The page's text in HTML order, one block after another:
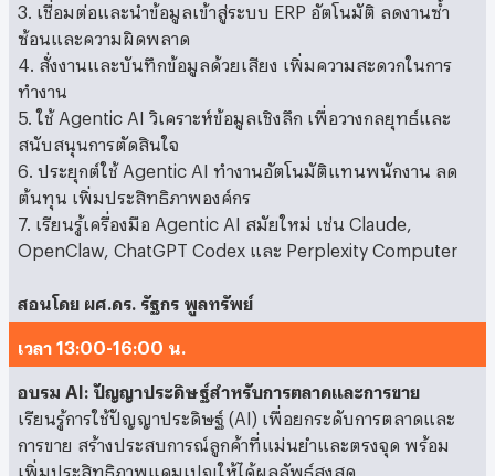
3. เชื่อมต่อและนำข้อมูลเข้าสู่ระบบ ERP อัตโนมัติ ลดงานซ้ำ
ซ้อนและความผิดพลาด
4. สั่งงานและบันทึกข้อมูลด้วยเสียง เพิ่มความสะดวกในการ
ทำงาน
5. ใช้ Agentic AI วิเคราะห์ข้อมูลเชิงลึก เพื่อวางกลยุทธ์และ
สนับสนุนการตัดสินใจ
6. ประยุกต์ใช้ Agentic AI ทำงานอัตโนมัติแทนพนักงาน ลด
ต้นทุน เพิ่มประสิทธิภาพองค์กร
7. เรียนรู้เครื่องมือ Agentic AI สมัยใหม่ เช่น Claude,
OpenClaw, ChatGPT Codex และ Perplexity Computer
สอนโดย ผศ.ดร. รัฐกร พูลทรัพย์
เวลา 13:00-16:00 น.
อบรม AI: ปัญญาประดิษฐ์สำหรับการตลาดและการขาย
เรียนรู้การใช้ปัญญาประดิษฐ์ (AI) เพื่อยกระดับการตลาดและ
การขาย สร้างประสบการณ์ลูกค้าที่แม่นยำและตรงจุด พร้อม
เพิ่มประสิทธิภาพแคมเปญให้ได้ผลลัพธ์สูงสุด